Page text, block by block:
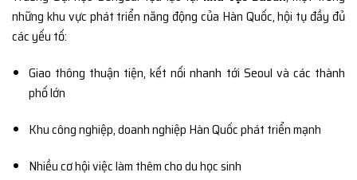
những khu vực phát triển năng động của Hàn Quốc, hội tụ đầy đủ
các yếu tố:
Giao thông thuận tiện, kết nối nhanh tới Seoul và các thành
phố lớn
Khu công nghiệp, doanh nghiệp Hàn Quốc phát triển mạnh
Nhiều cơ hội việc làm thêm cho du học sinh